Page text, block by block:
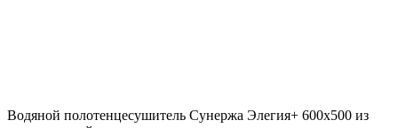
Водяной полотенцесушитель Сунержа Элегия+ 600х500 из